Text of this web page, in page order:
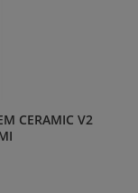
CERAMIC V2